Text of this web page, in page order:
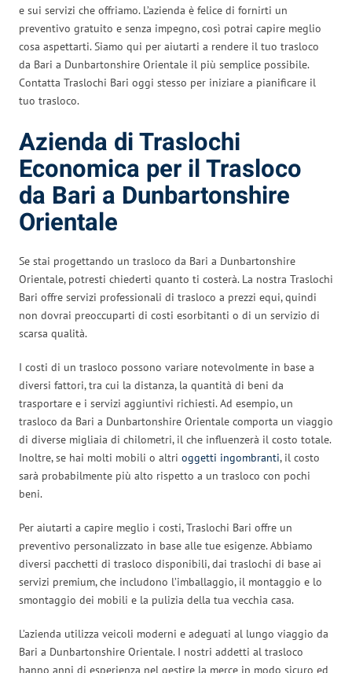
e sui servizi che offriamo. L’azienda è felice di fornirti un
preventivo gratuito e senza impegno, così potrai capire meglio
cosa aspettarti. Siamo qui per aiutarti a rendere il tuo trasloco
da Bari a Dunbartonshire Orientale il più semplice possibile.
Contatta Traslochi Bari oggi stesso per iniziare a pianificare il
tuo trasloco.
Azienda di Traslochi
Economica per il Trasloco
da Bari a Dunbartonshire
Orientale
Se stai progettando un trasloco da Bari a Dunbartonshire
Orientale, potresti chiederti quanto ti costerà. La nostra Traslochi
Bari offre servizi professionali di trasloco a prezzi equi, quindi
non dovrai preoccuparti di costi esorbitanti o di un servizio di
scarsa qualità.
I costi di un trasloco possono variare notevolmente in base a
diversi fattori, tra cui la distanza, la quantità di beni da
trasportare e i servizi aggiuntivi richiesti. Ad esempio, un
trasloco da Bari a Dunbartonshire Orientale comporta un viaggio
di diverse migliaia di chilometri, il che influenzerà il costo totale.
Inoltre, se hai molti mobili o altri oggetti ingombranti, il costo
sarà probabilmente più alto rispetto a un trasloco con pochi
beni.
Per aiutarti a capire meglio i costi, Traslochi Bari offre un
preventivo personalizzato in base alle tue esigenze. Abbiamo
diversi pacchetti di trasloco disponibili, dai traslochi di base ai
servizi premium, che includono l’imballaggio, il montaggio e lo
smontaggio dei mobili e la pulizia della tua vecchia casa.
L’azienda utilizza veicoli moderni e adeguati al lungo viaggio da
Bari a Dunbartonshire Orientale. I nostri addetti al trasloco
hanno anni di esperienza nel gestire la merce in modo sicuro ed